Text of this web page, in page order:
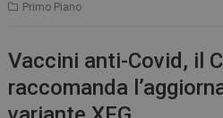
Primo Piano
Vaccini anti-Covid, il
raccomanda